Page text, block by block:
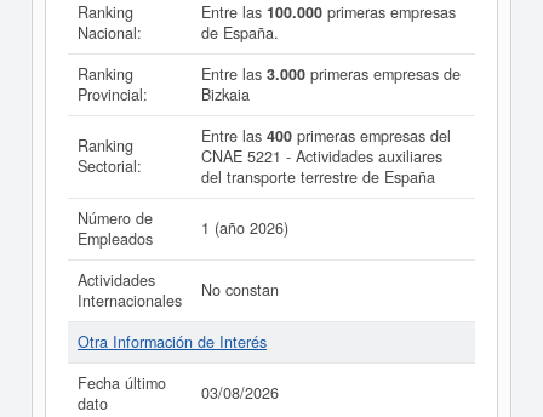
Ranking
Nacional:
Entre las 100.000 primeras empresas
de España.
Ranking
Provincial:
Entre las 3.000 primeras empresas de
Bizkaia
Ranking
Sectorial:
Entre las 400 primeras empresas del
CNAE 5221 - Actividades auxiliares
del transporte terrestre de España
Número de
Empleados
1 (año 2026)
Actividades
Internacionales
No constan
Otra Información de Interés
Fecha último
dato
03/08/2026